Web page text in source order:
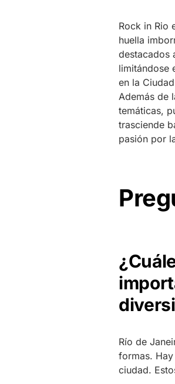
Rock in Rio
huella
destacados
limitándose
en la
Además de
temáticas,
trasciende
pasión por
Río de
formas.
ciudad.